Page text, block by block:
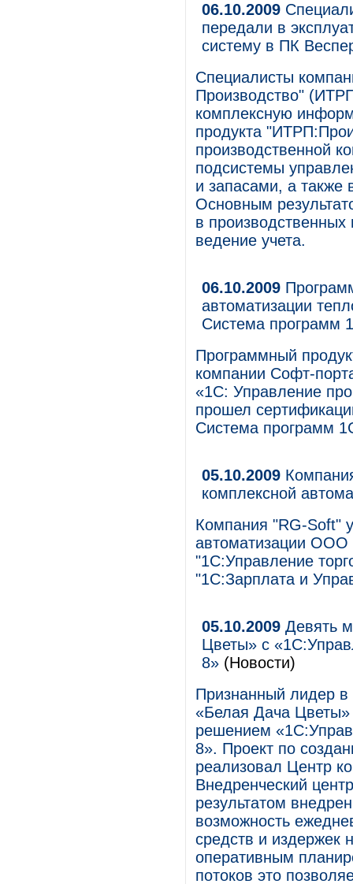
06.10.2009
передали в
систему в ПК
Специалисты
Производство"
комплексную
продукта
производственной
подсистемы
и запасами, а также
Основным
в производственных
ведение учета.
06.10.2009
автоматизации
Система программ
Программный
компании Софт-
«1С: Управление
прошел
Система программ
05.10.2009
комплексной
Компания "RG-Soft"
автоматизации ООО
"1С:Управление
"1С:Зарплата и
05.10.2009 Девять
Цветы» с
8» (Новости)
Признанный лидер
«Белая Дача Цветы»
решением
8». Проект по
реализовал Центр
Внедренческий
результатом
возможность
средств и издержек
оперативным
потоков это